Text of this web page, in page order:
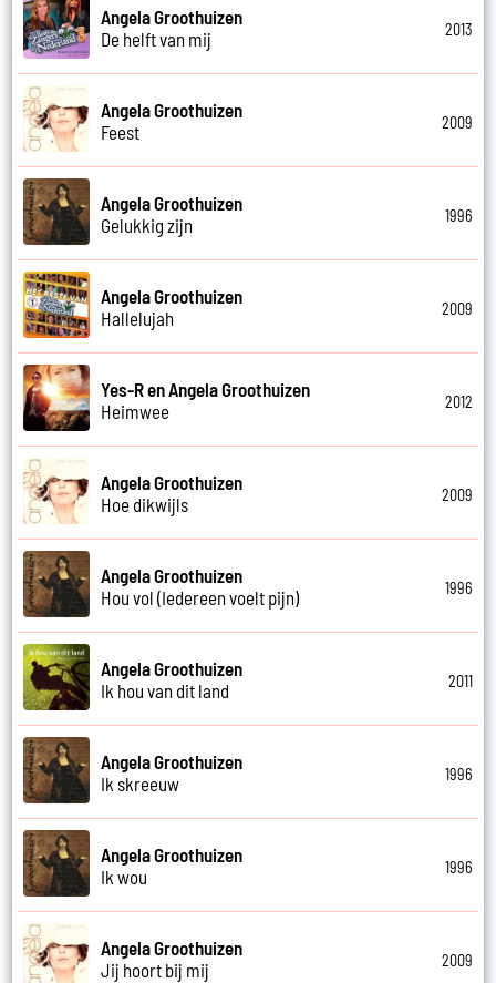
Angela Groothuizen
De helft van mij
2013
Angela Groothuizen
Feest
2009
Angela Groothuizen
Gelukkig zijn
1996
Angela Groothuizen
Hallelujah
2009
Yes-R en Angela Groothuizen
Heimwee
2012
Angela Groothuizen
Hoe dikwijls
2009
Angela Groothuizen
Hou vol (Iedereen voelt pijn)
1996
Angela Groothuizen
Ik hou van dit land
2011
Angela Groothuizen
Ik skreeuw
1996
Angela Groothuizen
Ik wou
1996
Angela Groothuizen
Jij hoort bij mij
2009